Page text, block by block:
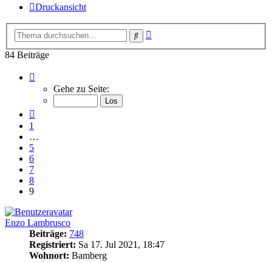
Druckansicht
Suche
84 Beiträge
von
Gehe zu Seite:
1
…
5
6
7
8
9
Enzo Lambrusco
Beiträge: 748
Registriert: Sa 17. Jul 2021, 18:47
Wohnort: Bamberg